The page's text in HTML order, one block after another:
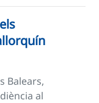
Balears,
al